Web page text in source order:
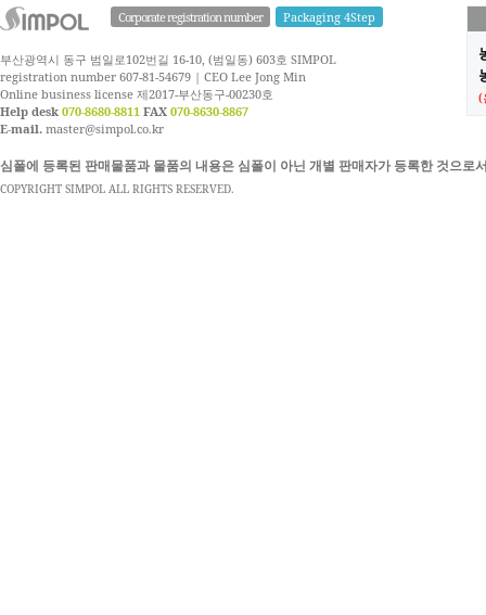
Corporate registration number Packaging 4Step
부산광역시 동구 범일로102번길 16-10, (범일동) 603호 SIMPOL
registration number 607-81-54679 | CEO Lee Jong Min
Online business license 제2017-부산동구-00230호
Help desk 070-8680-8811 FAX 070-8630-8867
E-mail. master@simpol.co.kr
(
심폴에 등록된 판매물품과 물품의 내용은 심폴이 아닌 개별 판매자가 등록한 것으
COPYRIGHT SIMPOL ALL RIGHTS RESERVED.